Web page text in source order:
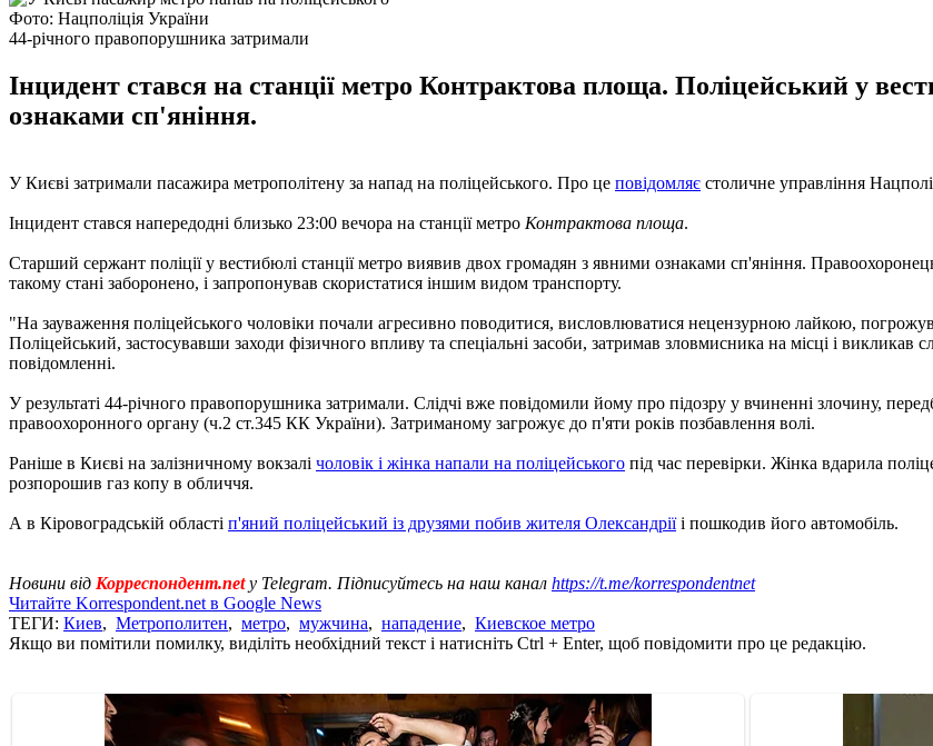
Фото: Нацполіція України
44-річного правопорушника затримали
Інцидент стався на станції метро Контрактова площа. Поліцейський у
ознаками сп'яніння.
У Києві затримали пасажира метрополітену за напад на поліцейського. Про це повідомляє столичне управління
Інцидент стався напередодні близько 23:00 вечора на станції метро Контрактова площа.
Старший сержант поліції у вестибюлі станції метро виявив двох громадян з явними ознаками сп'яніння.
такому стані заборонено, і запропонував скористатися іншим видом транспорту.
"На зауваження поліцейського чоловіки почали агресивно поводитися, висловлюватися нецензурною лайкою,
Поліцейський, застосувавши заходи фізичного впливу та спеціальні засоби, затримав зловмисника на місці і викликав
повідомленні.
У результаті 44-річного правопорушника затримали. Слідчі вже повідомили йому про підозру у вчиненні злочину,
правоохоронного органу (ч.2 ст.345 КК України). Затриманому загрожує до п'яти років позбавлення волі.
Раніше в Києві на залізничному вокзалі чоловік і жінка напали на поліцейського під час перевірки. Жінка вдарила
розпорошив газ копу в обличчя.
А в Кіровоградській області п'яний поліцейський із друзями побив жителя Олександріїі пошкодив його автомобіль.
Новини від Корреспондент.netу Telegram. Підписуйтесь на наш канал https://t.me/korrespondentnet
Читайте Korrespondent.net в Google News
ТЕГИ: Киев, Метрополитен, метро, мужчина, нападение, Киевское метро
Якщо ви помітили помилку, виділіть необхідний текст і натисніть Ctrl + Enter, щоб повідомити про це редакцію.